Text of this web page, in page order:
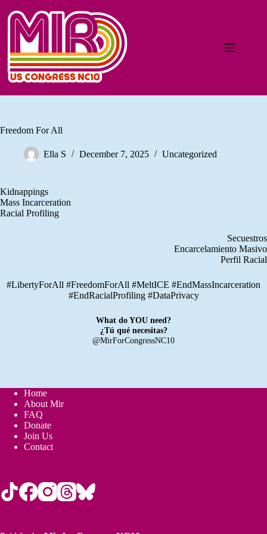
Freedom For All
Ella S December 7, 2025 Uncategorized
Kidnappings
Mass Incarceration
Racial Profiling
Secuestros
Encarcelamiento Masivo
Perfil Racial
#LibertyForAll #FreedomForAll #MeltICE #EndMassIncarceration
#EndRacialProfiling #DataPrivacy
What do YOU need?
¿Tú qué necesitas?
@MirForCongressNC10
Home
About Mir
FAQ
Donate
Join Us
Contact